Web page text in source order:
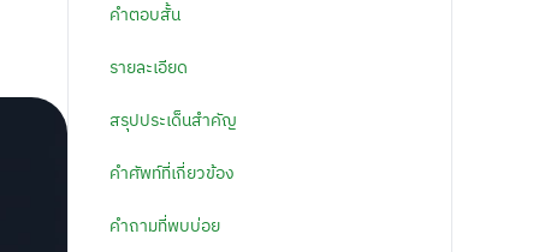
คำตอบสั้น
รายละเอียด
สรุปประเด็นสำคัญ
คำศัพท์ที่เกี่ยวข้อง
คำถามที่พบบ่อย